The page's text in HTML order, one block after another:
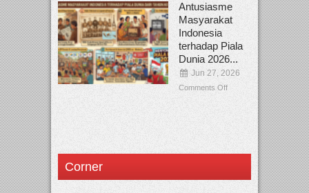
Antusiasme
Masyarakat
Indonesia
terhadap Piala
Dunia 2026...
Jun 27, 2026
Comments Off
Corner